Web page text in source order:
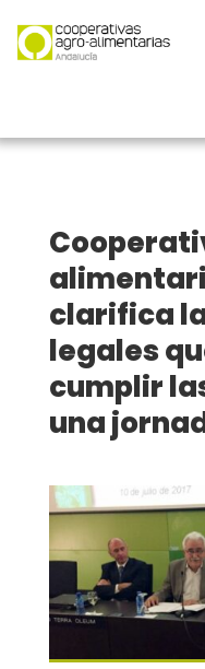
clarifica
legales
cumplir
una